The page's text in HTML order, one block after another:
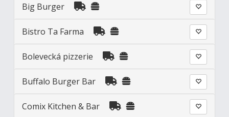
Big Burger
Bistro Ta Farma
Bolevecká pizzerie
Buffalo Burger Bar
Comix Kitchen & Bar